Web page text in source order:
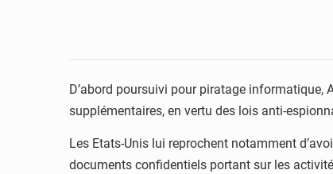
D’abord poursuivi pour piratage informatique,
supplémentaires, en vertu des lois anti-
Les Etats-Unis lui reprochent notamment
documents confidentiels portant sur les